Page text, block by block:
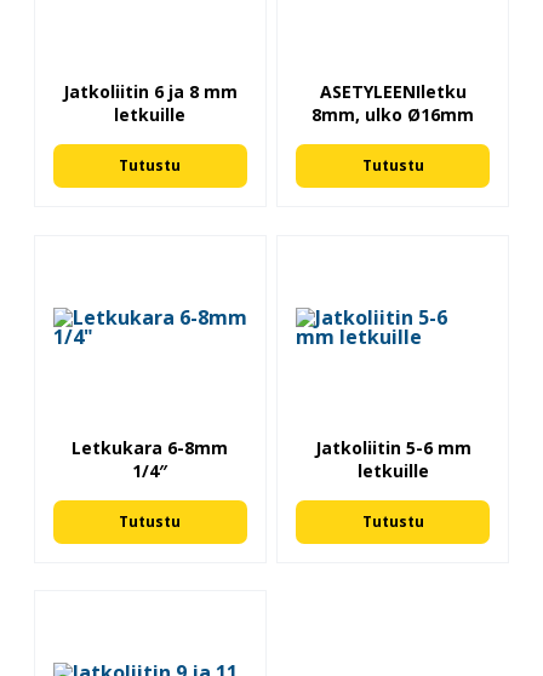
Jatkoliitin 6 ja 8 mm
letkuille
Tutustu
ASETYLEENIletku
8mm, ulko Ø16mm
Tutustu
Letkukara 6-8mm
1/4″
Tutustu
Jatkoliitin 5-6 mm
letkuille
Tutustu